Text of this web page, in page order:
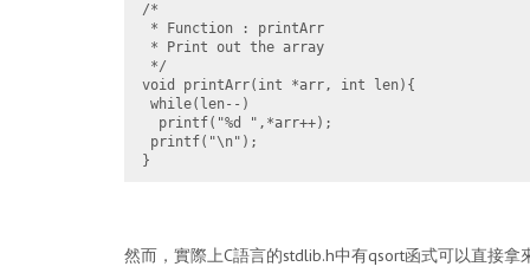
/*
* Function : printArr
* Print out the array
*/
void printArr(int *arr, int len){
while(len--)
  printf("%d ",*arr++);
printf("\n");
然而，實際上C語言的stdlib.h中有qsort函式可以直接拿